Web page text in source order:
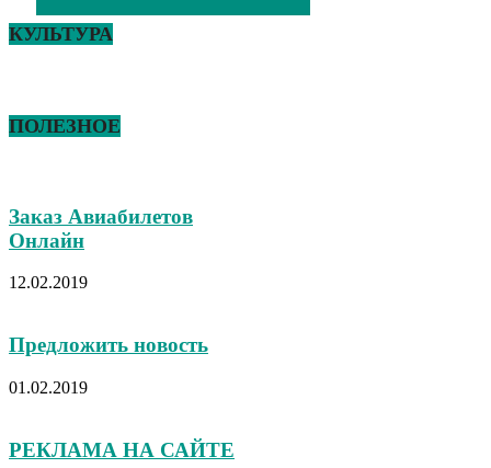
КУЛЬТУРА
ПОЛЕЗНОЕ
Заказ Авиабилетов
Онлайн
12.02.2019
Предложить новость
01.02.2019
РЕКЛАМА НА САЙТЕ